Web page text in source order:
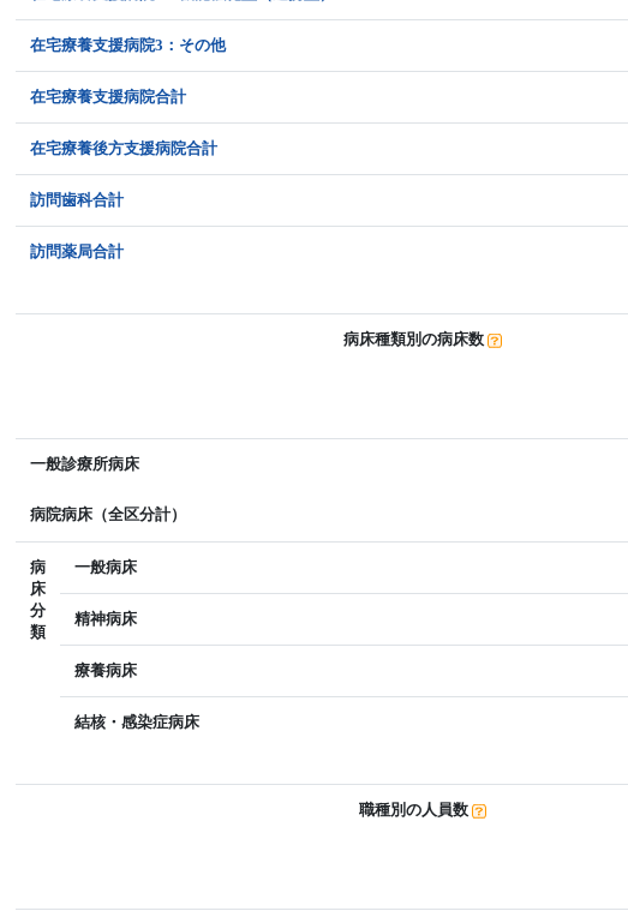
在宅療養支援病院3：その他
在宅療養支援病院合計
在宅療養後方支援病院合計
訪問歯科合計
訪問薬局合計
病床種類別の病床数
一般診療所病床
病院病床（全区分計）
病
床
分
類
一般病床
精神病床
療養病床
結核・感染症病床
職種別の人員数